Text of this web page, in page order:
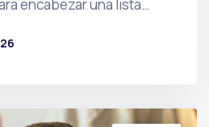
encabezar una lista…